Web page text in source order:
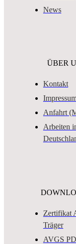
News
ÜBER
Kontakt
Anfahrt
Arbeiten
Zertifikat
Träger
AVGS